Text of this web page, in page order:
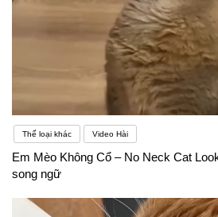
Thể loại khác Video Hài
Em Mèo Không Cổ – No Neck Cat
song ngữ